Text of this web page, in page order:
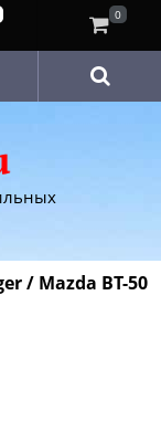
/ Mazda BT-50
0